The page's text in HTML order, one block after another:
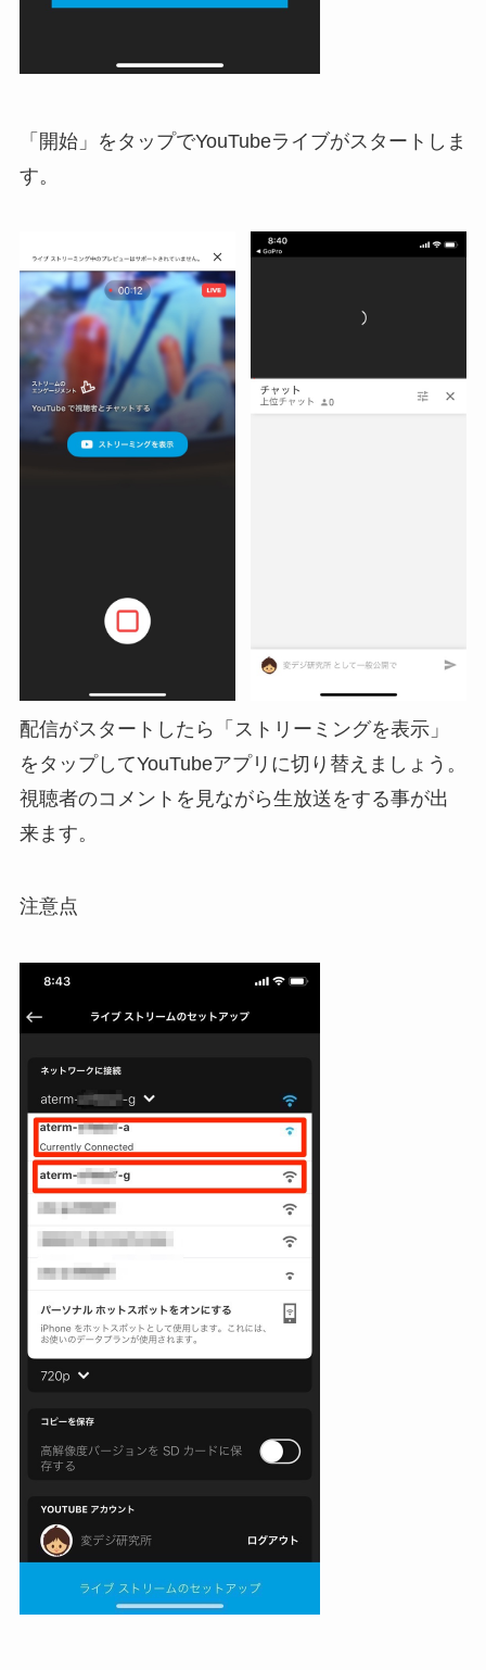
「開始」をタップでYouTubeライブがスタートしま
す。
配信がスタートしたら「ストリーミングを表示」
をタップしてYouTubeアプリに切り替えましょう。
視聴者のコメントを見ながら生放送をする事が出
来ます。
注意点